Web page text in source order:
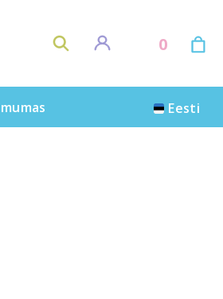
0
Eesti